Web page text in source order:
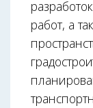
работ, а